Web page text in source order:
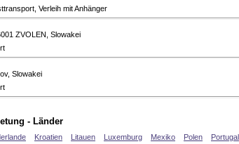
Verleih mit Anhänger
ZVOLEN, Slowakei
Slowakei
- Länder
Kroatien Litauen Luxemburg Mexiko Polen Portugal